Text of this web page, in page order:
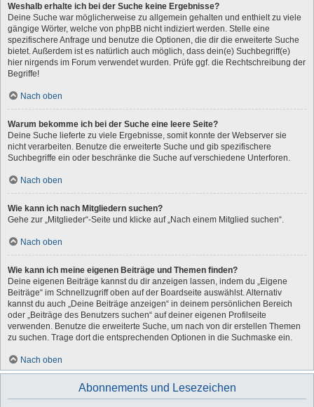
Weshalb erhalte ich bei der Suche keine Ergebnisse?
Deine Suche war möglicherweise zu allgemein gehalten und enthielt zu viele
gängige Wörter, welche von phpBB nicht indiziert werden. Stelle eine
spezifischere Anfrage und benutze die Optionen, die dir die erweiterte Suche
bietet. Außerdem ist es natürlich auch möglich, dass dein(e) Suchbegriff(e)
hier nirgends im Forum verwendet wurden. Prüfe ggf. die Rechtschreibung der
Begriffe!
Nach oben
Warum bekomme ich bei der Suche eine leere Seite?
Deine Suche lieferte zu viele Ergebnisse, somit konnte der Webserver sie
nicht verarbeiten. Benutze die erweiterte Suche und gib spezifischere
Suchbegriffe ein oder beschränke die Suche auf verschiedene Unterforen.
Nach oben
Wie kann ich nach Mitgliedern suchen?
Gehe zur „Mitglieder“-Seite und klicke auf „Nach einem Mitglied suchen“.
Nach oben
Wie kann ich meine eigenen Beiträge und Themen finden?
Deine eigenen Beiträge kannst du dir anzeigen lassen, indem du „Eigene
Beiträge“ im Schnellzugriff oben auf der Boardseite auswählst. Alternativ
kannst du auch „Deine Beiträge anzeigen“ in deinem persönlichen Bereich
oder „Beiträge des Benutzers suchen“ auf deiner eigenen Profilseite
verwenden. Benutze die erweiterte Suche, um nach von dir erstellen Themen
zu suchen. Trage dort die entsprechenden Optionen in die Suchmaske ein.
Nach oben
Abonnements und Lesezeichen